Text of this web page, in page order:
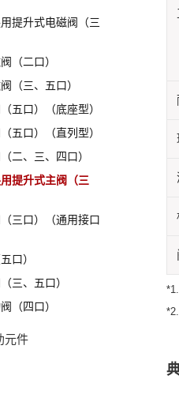
提升式电磁阀（三
（二口）
（三、五口）
五口）（底座型）
五口）（直列型）
二、三、四口）
提升式主阀（三
三口）（通用接口
口）
三、五口）
（四口）
元件